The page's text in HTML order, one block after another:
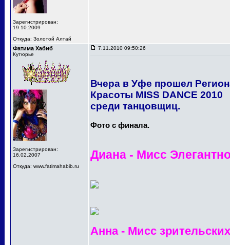
Зарегистрирован:
19.10.2009
Откуда: Золотой Алтай
Фатима Хабиб
Кутюрье
Зарегистрирован:
16.02.2007
Откуда: www.fatimahabib.ru
7.11.2010 09:50:26
Вчера в Уфе прошел
Красоты MISS DANCE 2010
среди танцовщиц.
Фото с финала.
Диана - Мисс
Анна - Мисс